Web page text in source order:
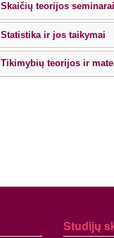
Skaičių teorijos seminarai
Statistika ir jos taikymai
Tikimybių teorijos ir
Studijų